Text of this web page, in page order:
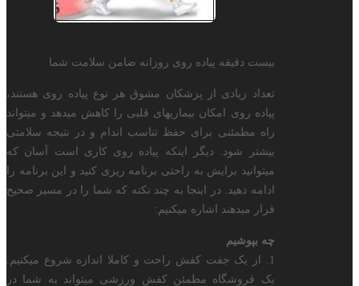
بیست دقیقه پیاده روی روزانه ضامن سلامت شما
تعداد زیادی از پزشکان مشوق هر نوع پیاده روی هستند،
پیاده روی امکان بیماریهای قلبی را کاهش میدهد و میتواند
راه مطمئنی برای حفظ تناسب اندام و در نتیجه سلامتی
بیشتر شود. دیگر اینکه پیاده روی کاری است آسان که
میتوانید برایش به راحتی برنامه ریزی کنید و این برنامه را
ادامه دهید. در اینجا به چند نکته که شما را در مسیر صحیح
قرار میدهند اشاره میکنیم:
چه بپوشیم
1. از یک جفت کفش راحت و کاملا اندازه شروع میکنیم.
یک فروشگاه مطمئن کفش ورزشی میتواند به شما در